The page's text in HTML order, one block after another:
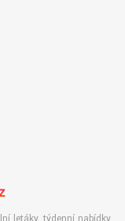
letáky, týdenní nabídky,